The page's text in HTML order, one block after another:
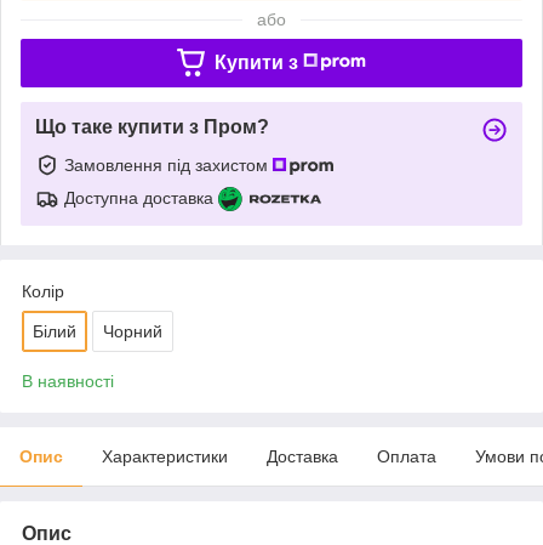
або
Купити з
Що таке купити з Пром?
Замовлення під захистом
Доступна доставка
Колір
Білий Чорний
В наявності
Опис Характеристики Доставка Оплата Умови
Опис